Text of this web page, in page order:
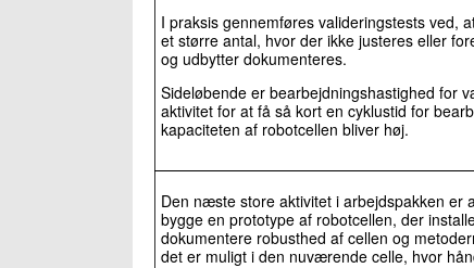
I praksis gennemføres valideringstests ved,
et større antal, hvor der ikke justeres eller
og udbytter dokumenteres.
Sideløbende er bearbejdningshastighed for
aktivitet for at få så kort en cyklustid for
kapaciteten af robotcellen bliver høj.
Den næste store aktivitet i arbejdspakken er
bygge en prototype af robotcellen, der
dokumentere robusthed af cellen og
det er muligt i den nuværende celle, hvor